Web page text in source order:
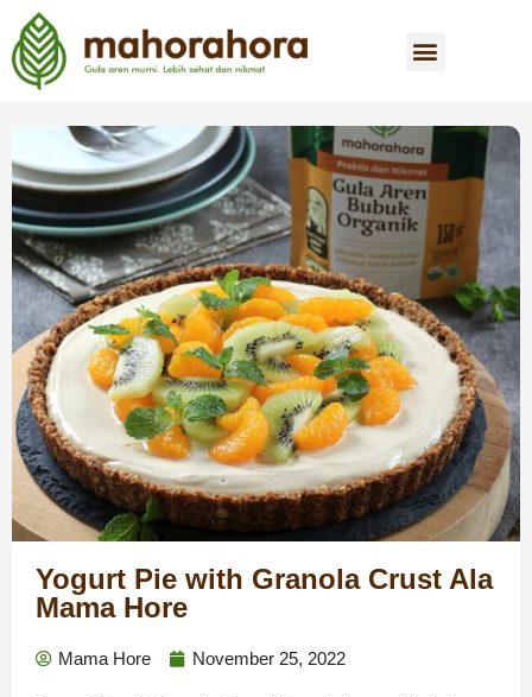
Yogurt Pie with Granola Crust Ala
Mama Hore
Mama Hore November 25, 2022